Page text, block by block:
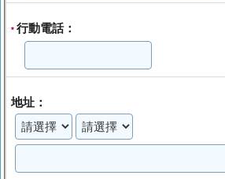
* 行動電話：
地址：